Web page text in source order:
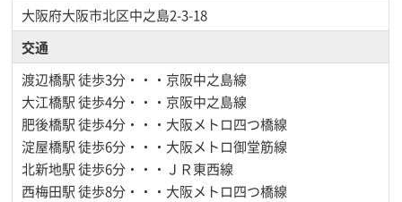
大阪府大阪市北区中之島2-3-18
交通
渡辺橋駅徒歩3分・・・京阪中之島線
大江橋駅徒歩4分・・・京阪中之島線
肥後橋駅徒歩4分・・・大阪メトロ四つ橋線
淀屋橋駅徒歩6分・・・大阪メトロ御堂筋線
北新地駅徒歩6分・・・ＪＲ東西線
西梅田駅徒歩8分・・・大阪メトロ四つ橋線